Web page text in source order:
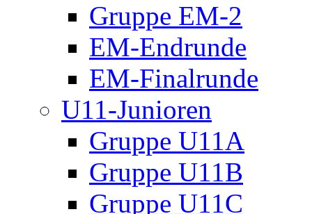
Gruppe EM-2
EM-Endrunde
EM-Finalrunde
U11-Junioren
Gruppe U11A
Gruppe U11B
Gruppe U11C